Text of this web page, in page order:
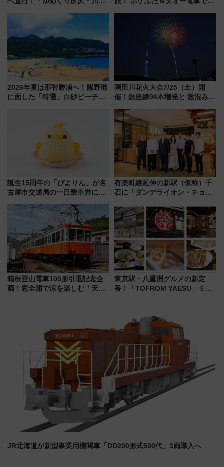
軽に 運行ダイヤ・運賃を解説
路の絶景と絶品グルメを満喫！
（7月18日スタート）
2026年夏は那智勝浦へ！熊野灘
に面した「特選」白砂ビーチは
隅田川花火大会7/25（土）開
催！銀座線96本増発と 激混みの
アクセス攻略法、2万発の花火が
都心の夜に！
誕生15周年の「ぴよりん」が名
古屋市交通局の一日乗車券に！
定1万5000枚】
有楽町線延伸の新駅（仮称）千
石に「ダンデライオン・チョコ
1億円出資で挑む新時代のまちづ
くりとは？
箱根登山電車100形引退記念企
画！窓全開で涼を楽しむ「天然
東京駅・八重洲グルメの新定
番！「TOFROM YAESU」ミシ
剖！（9/10開業）
JR北海道が新型事業用機関車「DD200形式500代」3両導入へ